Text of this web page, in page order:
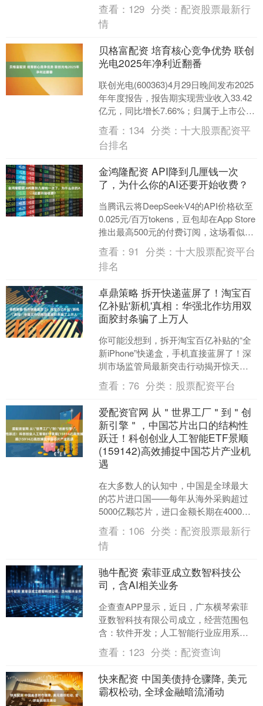
查看： 129 分类： 配资股票最新行
情
贝格富配资 培育核心竞争优势 联创
光电2025年净利近翻番
联创光电(600363)4月29日晚间发布2025
年年度报告，报告期实现营业收入33.42
亿元，同比增长7.66%；归属于上市公司
股东的净利润4.80亿元，同比....
查看： 134 分类：十大股票配资平
台排名
金鸿隆配资 API降到几厘钱一次
了，为什么你的AI还要开始收费？
当腾讯云将DeepSeek-V4的API价格砍至
0.025元/百万tokens，豆包却在App Store
推出最高500元的付费订阅，这场看似矛
盾的左右互搏究竟....
查看：91 分类：十大股票配资平台
排名
卓鼎策略 拆开快递蓝屏了！淘宝百
亿补贴'新机'真相：华强北作坊用双
面胶封条骗了上万人
你可能没想到，拆开淘宝百亿补贴的“全
新iPhone”快递盒，手机直接蓝屏了！深
圳市场监管局最新突击行动揭开惊天黑
幕：华强北作坊用双面胶伪造苹果官方
封条，把资源机....
查看：76 分类： 股票配资平台
爱配资官网 从＂世界工厂＂到＂创
新引擎＂，中国芯片出口的结构性
跃迁！科创创业人工智能ETF景顺
(159142)高效捕捉中国芯片产业机
遇
在大多数人的认知中，中国是全球最大
的芯片进口国——每年从海外采购超过
5000亿颗芯片，进口金额长期在4000亿
美元上下波动，这一数字甚至超过了石
油，成为中国单一....
查看： 106 分类： 配资股票最新行
情
驰牛配资 索菲亚成立数智科技公
司，含AI相关业务
企查查APP显示，近日，广东横琴索菲
亚数智科技有限公司成立，经营范围包
含：软件开发；人工智能行业应用系统
集成服务；以自有资金从事投资活动
等。企查查股权穿透显示，....
查看： 123 分类： 配资查询
快来配资 中国美债持仓骤降, 美元
霸权松动, 全球金融暗流涌动